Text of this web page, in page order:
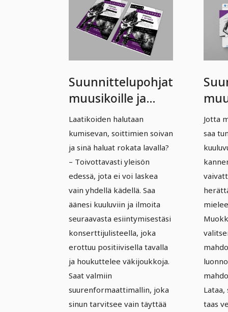
Suunnittelupohjat
muusikoille ja
bändeille – Osa 1:
Bändi-Juliste,
Konsertti-Poster
Laatikoiden halutaan
kumisevan, soittimien soivan
ja sinä haluat rokata lavalla?
– Toivottavasti yleisön
edessä, jota ei voi laskea
vain yhdellä kädellä. Saa
äänesi kuuluviin ja ilmoita
seuraavasta esiintymisestäsi
konserttijulisteella, joka
erottuu positiivisella tavalla
ja houkuttelee väkijoukkoja.
Saat valmiin
suurenformaattimallin, joka
sinun tarvitsee vain täyttää
Jotta
saa
taas